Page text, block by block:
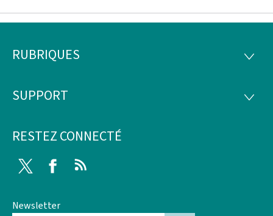
Pied
page
RUBRIQUES
SUPPORT
RESTEZ CONNECTÉ
Twitter Facebook
Newsletter